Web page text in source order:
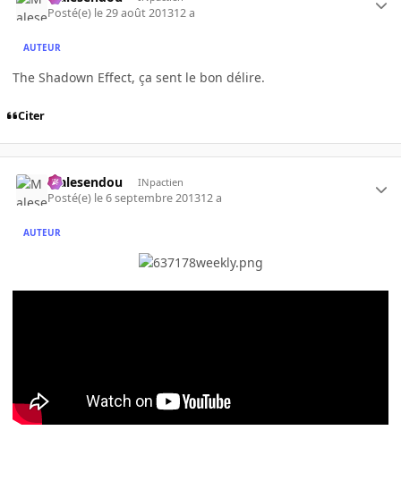
Posté(e) le 29 août 201312 a
AUTEUR
The Shadown Effect, ça sent le bon délire.
Citer
Malesendou INpactien
Posté(e) le 6 septembre 201312 a
AUTEUR